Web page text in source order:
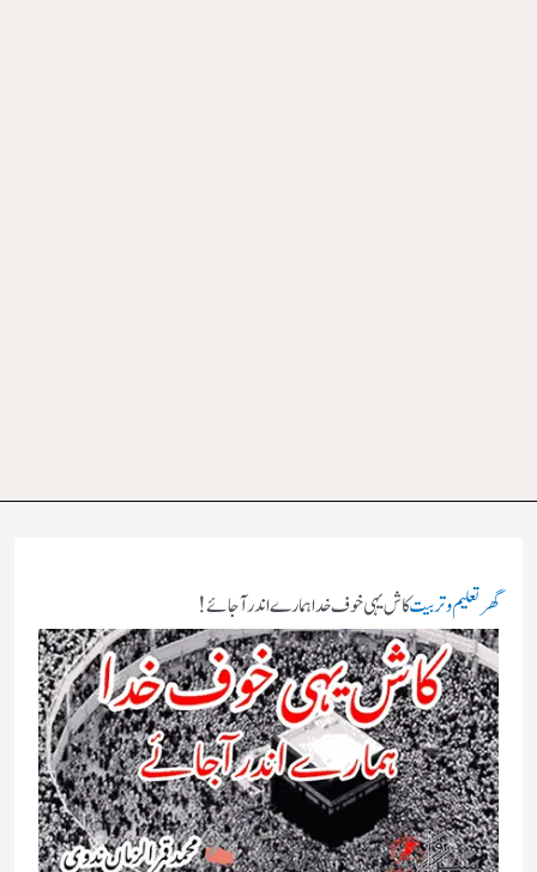
گھرتعلیم و تربیتکاش یہی خوف خدا ہمارے اندر آجائے !